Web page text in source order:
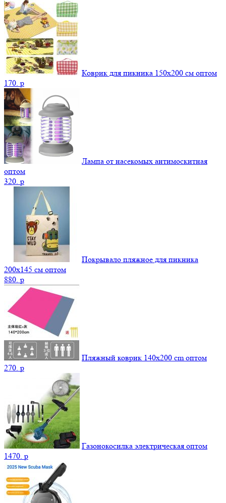
Коврик для пикника 150х200 см оптом
170. p
Лампа от насекомых антимоскитная
оптом
320. p
Покрывало пляжное для пикника
200х145 см оптом
880. p
Пляжный коврик 140х200 cm оптом
270. p
Газонокосилка электрическая оптом
1470. p